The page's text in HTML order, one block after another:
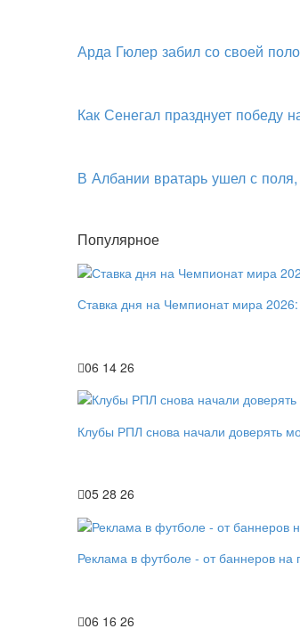
Арда Гюлер забил со своей
Как Сенегал празднует
В Албании вратарь ушел с
Популярное
Ставка дня на Чемпионат мира
06 14 26
Клубы РПЛ снова начали доверять
05 28 26
Реклама в футболе - от баннеров
06 16 26